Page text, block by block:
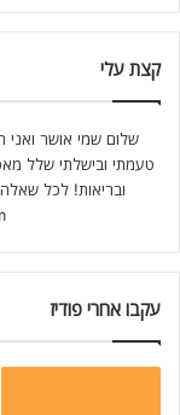
קצת עלי
שלום שמי אושר ואני
טעמתי ובישלתי שלל
ובריאות! לכל
עקבו אחרי פודיז